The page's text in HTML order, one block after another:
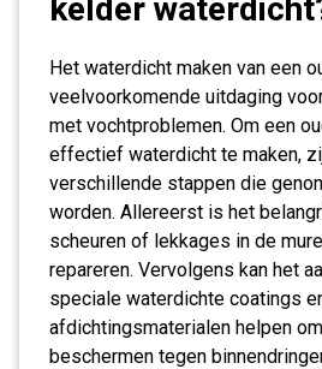
kelder
Het waterdicht maken van een
veelvoorkomende uitdaging
met vochtproblemen. Om een
effectief waterdicht te maken,
verschillende stappen die
worden. Allereerst is het
scheuren of lekkages in de
repareren. Vervolgens kan het
speciale waterdichte coatings
afdichtingsmaterialen helpen
beschermen tegen